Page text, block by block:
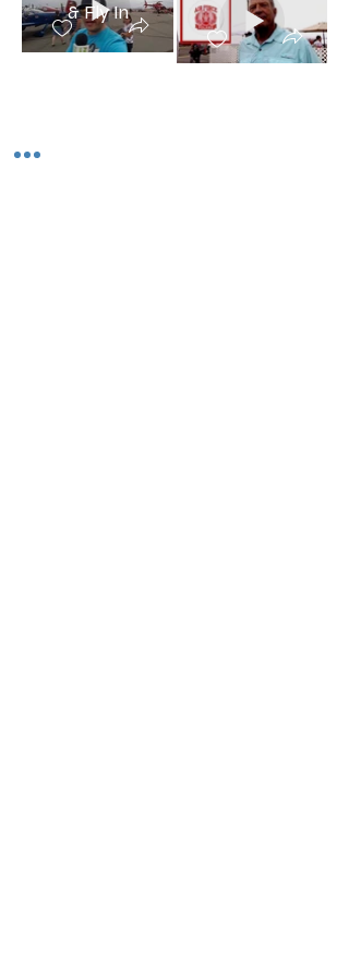
& Fly In